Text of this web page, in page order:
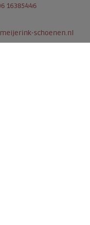
16385446
schoenen.nl